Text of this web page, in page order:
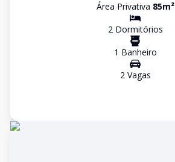
Área Privativa 85m²
2Dormitórios
1 Banheiro
2Vagas